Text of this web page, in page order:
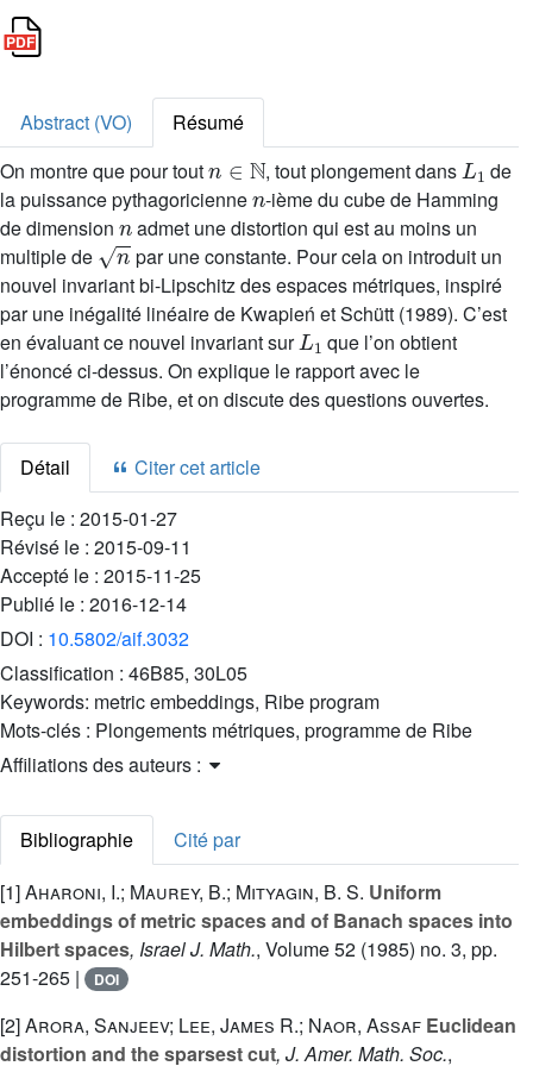
Abstract (VO)
Résumé
On montre que pour tout
, tout plongement dans
L1
de
la puissance pythagoricienne
n
-ième du cube de Hamming
de dimension
n
admet une distortion qui est au moins un
multiple de
n
par une constante. Pour cela on introduit un
nouvel invariant bi-Lipschitz des espaces métriques, inspiré
par une inégalité linéaire de Kwapień et Schütt (1989). C’est
en évaluant ce nouvel invariant sur
L1
que l’on obtient
l’énoncé ci-dessus. On explique le rapport avec le
programme de Ribe, et on discute des questions ouvertes.
Détail
Citer cet article
Reçu le : 2015-01-27
Révisé le : 2015-09-11
Accepté le : 2015-11-25
Publié le : 2016-12-14
DOI : 10.5802/aif.3032
Classification : 46B85, 30L05
Keywords: metric embeddings, Ribe program
Mots-clés : Plongements métriques, programme de Ribe
Affiliations des auteurs :
Bibliographie
Cité par
[1]Aharoni, I.; Maurey, B.; Mityagin, B. S. Uniform
embeddings of metric spaces and of Banach spaces into
Hilbert spaces, Israel J. Math., Volume 52 (1985) no. 3, pp.
251-265 |
DOI
[2]Arora, Sanjeev; Lee, James R.; Naor, Assaf Euclidean
distortion and the sparsest cut, J. Amer. Math. Soc.,